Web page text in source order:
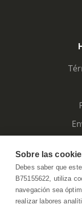
Sobre las
Debes saber que
B75155622, utiliza
navegación sea
realizar labores